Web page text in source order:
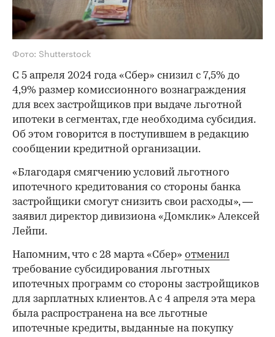
Фото: Shutterstock
С 5 апреля 2024 года «Сбер» снизил с 7,5% до
4,9% размер комиссионного вознаграждения
для всех застройщиков при выдаче льготной
ипотеки в сегментах, где необходима субсидия.
Об этом говорится в поступившем в редакцию
сообщении кредитной организации.
«Благодаря смягчению условий льготного
ипотечного кредитования со стороны банка
застройщики смогут снизить свои расходы», —
заявил директор дивизиона «Домклик» Алексей
Лейпи.
Напомним, что с 28 марта «Сбер» отменил
требование субсидирования льготных
ипотечных программ со стороны застройщиков
для зарплатных клиентов. А с 4 апреля эта мера
была распространена на все льготные
ипотечные кредиты, выданные на покупку